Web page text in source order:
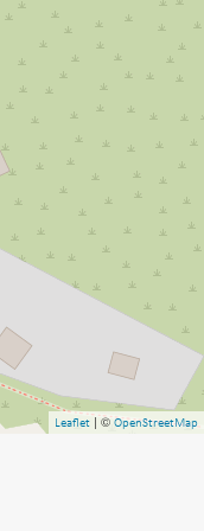
Leaflet| ©OpenStreetMap